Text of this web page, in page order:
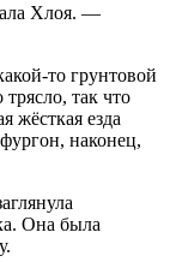
Хлоя. —
то грунтовой
так что
жёсткая езда
наконец,
Она была